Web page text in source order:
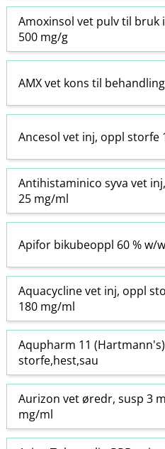
Amoxinsol vet pulv til bruk
500 mg/g
AMX vet kons til
Ancesol vet inj, oppl storfe
Antihistaminico syva vet
25 mg/ml
Apifor bikubeoppl 60 % w​/​w
Aquacycline vet inj, oppl
180 mg/ml
Aqupharm 11
storfe,hest,sau
Aurizon vet øredr, susp 3
mg/ml